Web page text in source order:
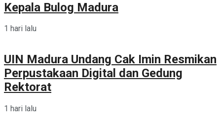
Kepala Bulog Madura
1 hari lalu
UIN Madura Undang Cak Imin Resmikan
Perpustakaan Digital dan Gedung
Rektorat
1 hari lalu